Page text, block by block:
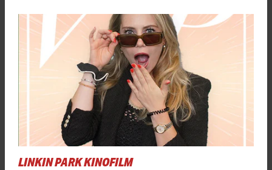
LINKIN PARK KINOFILM